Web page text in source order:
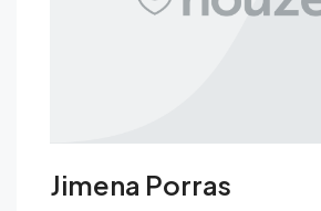
Jimena Porras